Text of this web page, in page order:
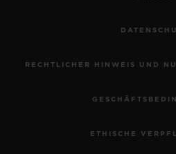
RECHTLICHER HINWEIS UND
ETHISCHE